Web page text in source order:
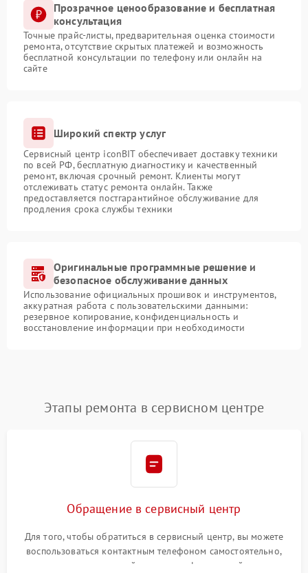
Прозрачное ценообразование и бесплатная
консультация
Точные прайс-листы, предварительная оценка стоимости
ремонта, отсутствие скрытых платежей и возможность
бесплатной консультации по телефону или онлайн на
сайте
Широкий спектр услуг
Сервисный центр iconBIT обеспечивает доставку техники
по всей РФ, бесплатную диагностику и качественный
ремонт, включая срочный ремонт. Клиенты могут
отслеживать статус ремонта онлайн. Также
предоставляется постгарантийное обслуживание для
продления срока службы техники
Оригинальные программные решение и
безопасное обслуживание данных
Использование официальных прошивок и инструментов,
аккуратная работа с пользовательскими данными:
резервное копирование, конфиденциальность и
восстановление информации при необходимости
Этапы ремонта в сервисном центре
Обращение в сервисный центр
Для того, чтобы обратиться в сервисный центр, вы можете
воспользоваться контактным телефоном самостоятельно,
или оставить свой номер телефона на сайте